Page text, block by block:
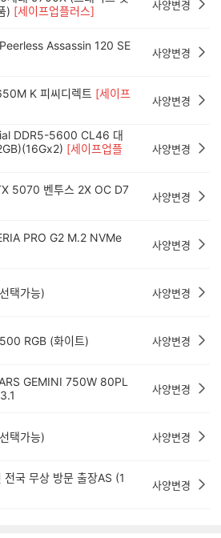
) [세이프업플러스] 사양변경
Assassin 120 SE
사양변경
K 피씨디렉트 [세이프
사양변경
DDR5-5600 CL46 대
[세이프업플
사양변경
5070 벤투스 2X OC D7
사양변경
PRO G2 M.2 NVMe
사양변경
택가능) 사양변경
RGB (화이트) 사양변경
GEMINI 750W 80PL
사양변경
택가능) 사양변경
전국 무상 방문 출장AS (1
사양변경